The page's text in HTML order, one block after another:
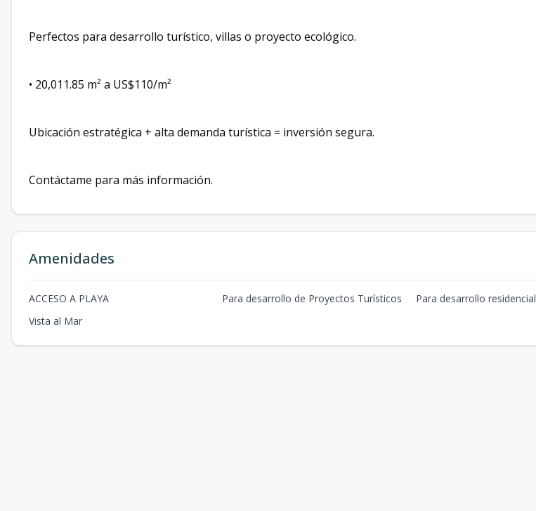
Perfectos para desarrollo turístico, villas o proyecto ecológico.
• 20,011.85 m² a US$110/m²
Ubicación estratégica + alta demanda turística = inversión segura.
Contáctame para más información.
Amenidades
ACCESO A PLAYA Para desarrollo de Proyectos Turísticos
Para desarrollo residencial
Vista al Mar